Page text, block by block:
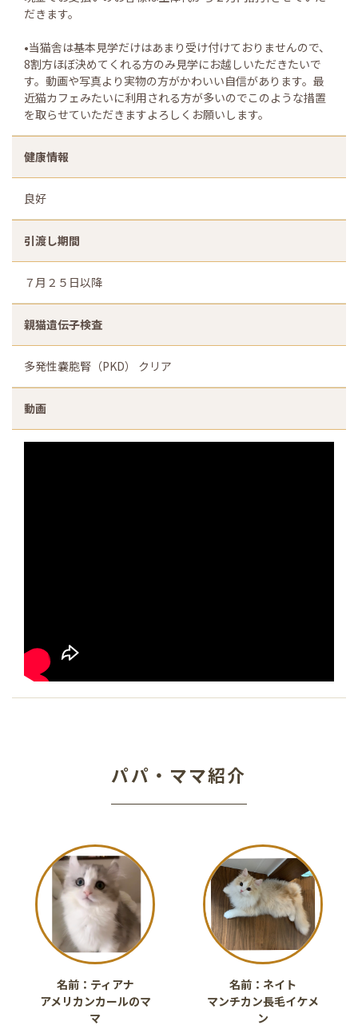
だきます。
•当猫舎は基本見学だけはあまり受け付けておりませんので、
8割方ほぼ決めてくれる方のみ見学にお越しいただきたいで
す。動画や写真より実物の方がかわいい自信があります。最
近猫カフェみたいに利用される方が多いのでこのような措置
を取らせていただきますよろしくお願いします。
健康情報
良好
引渡し期間
７月２５日以降
親猫遺伝子検査
多発性嚢胞腎（PKD） クリア
動画
パパ・ママ紹介
名前：ティアナ
アメリカンカールのマ
マ
名前：ネイト
マンチカン長毛イケメ
ン